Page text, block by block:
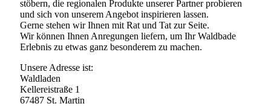
stöbern, die regionalen Produkte unserer Partner probieren
und sich von unserem Angebot inspirieren lassen.
Gerne stehen wir Ihnen mit Rat und Tat zur Seite.
Wir können Ihnen Anregungen liefern, um Ihr Waldbade
Erlebnis zu etwas ganz besonderem zu machen.
Unsere Adresse ist:
Waldladen
Kellereistraße 1
67487 St. Martin